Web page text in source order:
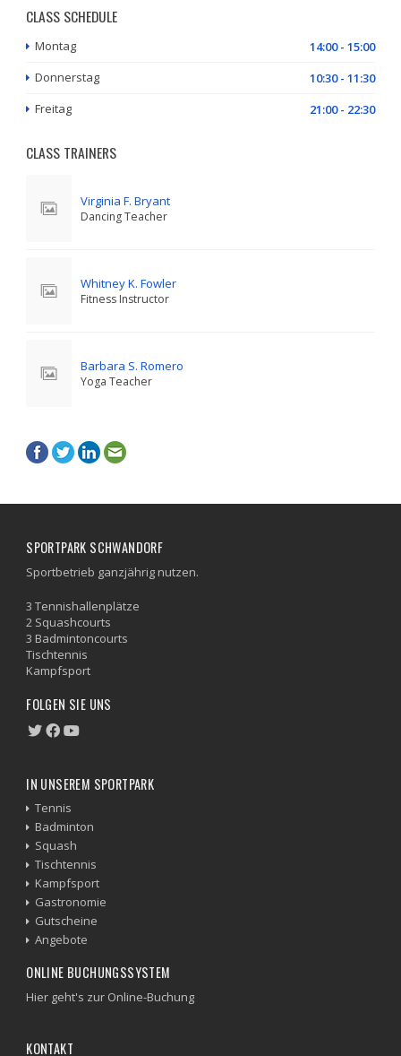
CLASS SCHEDULE
Montag
14:00 - 15:00
Donnerstag
10:30 - 11:30
Freitag
21:00 - 22:30
CLASS TRAINERS
Virginia F. Bryant
Dancing Teacher
Whitney K. Fowler
Fitness Instructor
Barbara S. Romero
Yoga Teacher
SPORTPARK SCHWANDORF
Sportbetrieb ganzjährig nutzen.
3 Tennishallenplätze
2 Squashcourts
3 Badmintoncourts
Tischtennis
Kampfsport
FOLGEN SIE UNS
IN UNSEREM SPORTPARK
Tennis
Badminton
Squash
Tischtennis
Kampfsport
Gastronomie
Gutscheine
Angebote
ONLINE BUCHUNGSSYSTEM
Hier geht's zur Online-Buchung
KONTAKT